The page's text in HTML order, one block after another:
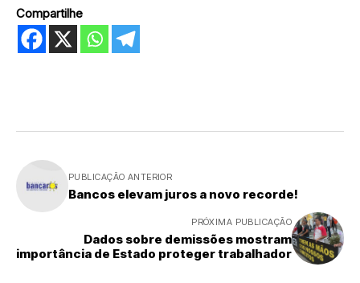
Compartilhe
PUBLICAÇÃO ANTERIOR
Bancos elevam juros a novo recorde!
PRÓXIMA PUBLICAÇÃO
Dados sobre demissões mostram
importância de Estado proteger trabalhador